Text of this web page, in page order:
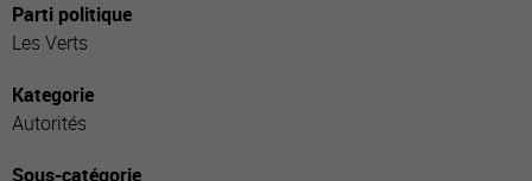
Parti politique
Les Verts
Kategorie
Autorités
Sous-catégorie